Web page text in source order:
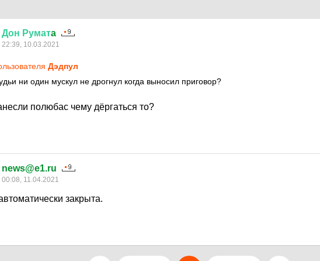
Дон Руматa
22:39, 10.03.2021
Дэдпул
ни один мускул не дрогнул когда выносил приговор?
полюбас чему дёргаться то?
news@e1.ru
00:08, 11.04.2021
закрыта.